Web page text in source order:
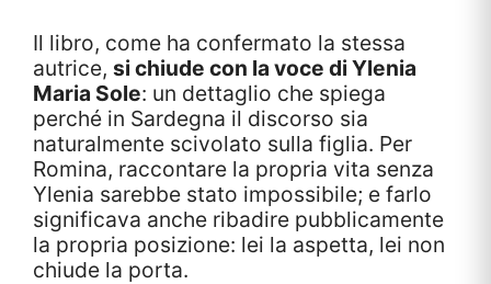
Il libro, come ha confermato la stessa
autrice, si chiude con la voce di Ylenia
Maria Sole: un dettaglio che spiega
perché in Sardegna il discorso sia
naturalmente scivolato sulla figlia. Per
Romina, raccontare la propria vita senza
Ylenia sarebbe stato impossibile; e farlo
significava anche ribadire pubblicamente
la propria posizione: lei la aspetta, lei non
chiude la porta.